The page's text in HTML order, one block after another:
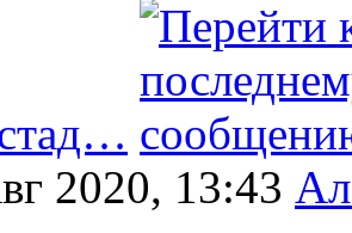
2020, 13:43